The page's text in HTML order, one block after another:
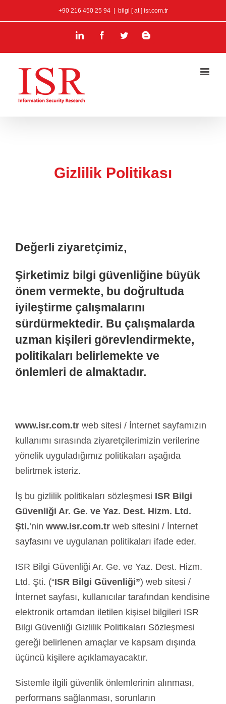
+90 216 450 25 94 bilgi [ at ] isr.com.tr
LinkedinFacebookTwitterBlogger
Gizlilik Politikası
Değerli ziyaretçimiz,
Şirketimiz bilgi güvenliğine büyük
önem vermekte, bu doğrultuda
iyileştirme çalışmalarını
sürdürmektedir. Bu çalışmalarda
uzman kişileri görevlendirmekte,
politikaları belirlemekte ve
önlemleri de almaktadır.
www.isr.com.tr web sitesi / İnternet sayfamızın
kullanımı sırasında ziyaretçilerimizin verilerine
yönelik uyguladığımız politikaları aşağıda
belirtmek isteriz.
İş bu gizlilik politikaları sözleşmesi ISR Bilgi
Güvenliği Ar. Ge. ve Yaz. Dest. Hizm. Ltd.
Şti.’nin www.isr.com.tr web sitesini / İnternet
sayfasını ve uygulanan politikaları ifade eder.
ISR Bilgi Güvenliği Ar. Ge. ve Yaz. Dest. Hizm.
Ltd. Şti. (“ISR Bilgi Güvenliği”) web sitesi /
İnternet sayfası, kullanıcılar tarafından kendisine
elektronik ortamdan iletilen kişisel bilgileri ISR
Bilgi Güvenliği Gizlilik Politikaları Sözleşmesi
gereği belirlenen amaçlar ve kapsam dışında
üçüncü kişilere açıklamayacaktır.
Sistemle ilgili güvenlik önlemlerinin alınması,
performans sağlanması, sorunların